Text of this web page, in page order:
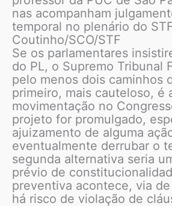
nas acompanham
temporal no plenário do
Coutinho/SCO/STF
Se os parlamentares
do PL, o Supremo Tribunal
pelo menos dois caminhos
primeiro, mais cauteloso, é
movimentação no
projeto for promulgado,
ajuizamento de alguma
eventualmente derrubar o
segunda alternativa seria
prévio de
preventiva acontece, via
há risco de violação de